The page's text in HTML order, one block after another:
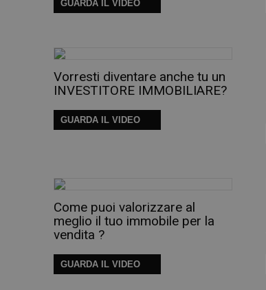
GUARDA IL VIDEO
Vorresti diventare anche tu un
INVESTITORE IMMOBILIARE?
GUARDA IL VIDEO
Come puoi valorizzare al
meglio il tuo immobile per la
vendita ?
GUARDA IL VIDEO